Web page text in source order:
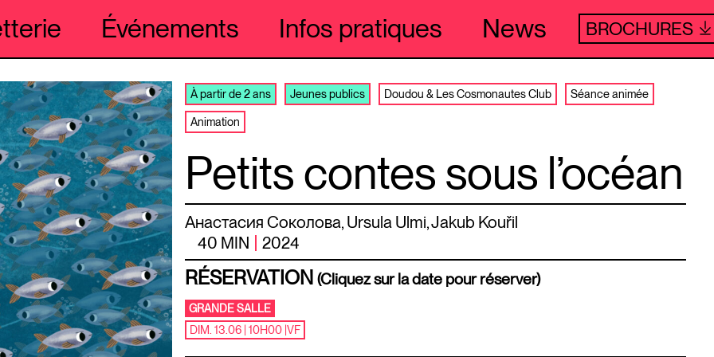
Événements Infos pratiques News BROCHURES
Petits contes sous l’océan
Анастасия Соколова, Ursula Ulmi, Jakub Kouřil
40 MIN 2024
À partir de 2 ans Jeunes publics Doudou & Les Cosmonautes Club Séance animée
Animation
RÉSERVATION (Cliquez sur la date pour réserver)
GRANDE SALLE
DIM. 13.06 | 10H00 |VF